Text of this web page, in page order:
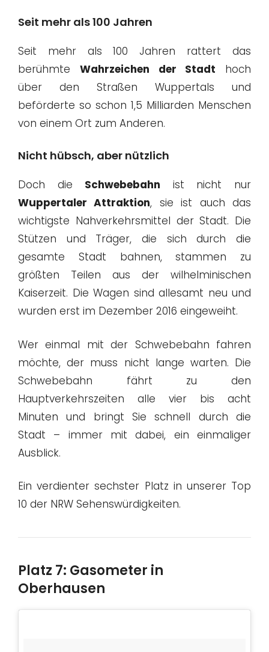
Seit mehr als 100 Jahren
Seit mehr als 100 Jahren rattert das
berühmte Wahrzeichen der Stadt hoch
über den Straßen Wuppertals und
beförderte so schon 1,5 Milliarden Menschen
von einem Ort zum Anderen.
Nicht hübsch, aber nützlich
Doch die Schwebebahn ist nicht nur
Wuppertaler Attraktion, sie ist auch das
wichtigste Nahverkehrsmittel der Stadt. Die
Stützen und Träger, die sich durch die
gesamte Stadt bahnen, stammen zu
größten Teilen aus der wilhelminischen
Kaiserzeit. Die Wagen sind allesamt neu und
wurden erst im Dezember 2016 eingeweiht.
Wer einmal mit der Schwebebahn fahren
möchte, der muss nicht lange warten. Die
Schwebebahn fährt zu den
Hauptverkehrszeiten alle vier bis acht
Minuten und bringt Sie schnell durch die
Stadt – immer mit dabei, ein einmaliger
Ausblick.
Ein verdienter sechster Platz in unserer Top
10 der NRW Sehenswürdigkeiten.
Platz 7: Gasometer in
Oberhausen